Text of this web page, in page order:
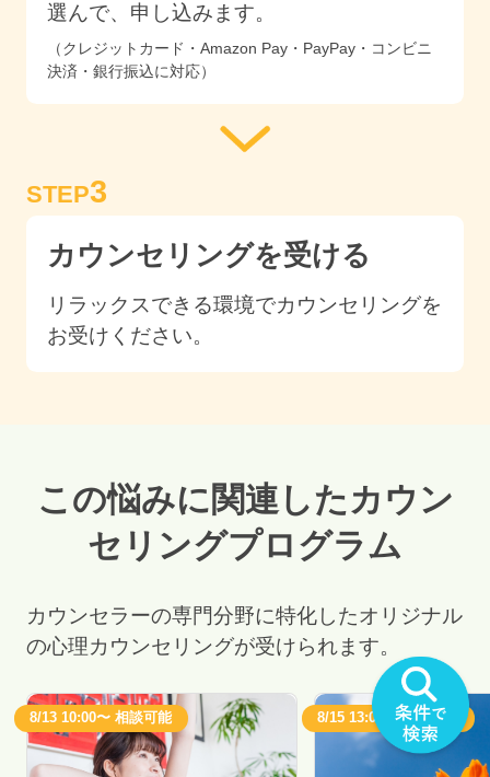
選んで、申し込みます。
（クレジットカード・Amazon Pay・PayPay・コンビニ
決済・銀行振込に対応）
STEP3
カウンセリングを受ける
リラックスできる環境でカウンセリングを
お受けください。
この悩みに関連したカウン
セリングプログラム
カウンセラーの専門分野に特化したオリジナル
の心理カウンセリングが受けられます。
8/13 10:00〜 相談可能 8/15 13:00〜 相談可能